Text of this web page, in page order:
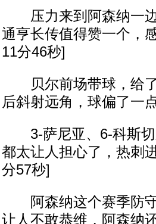
压力来到阿森纳一边
通亨长传值得赞一个，
11分46秒]
贝尔前场带球，给了
后斜射远角，球偏了一
3-萨尼亚、6-科斯切
都太让人担心了，热刺
分57秒]
阿森纳这个赛季防守
让人不敢恭维，阿森纳